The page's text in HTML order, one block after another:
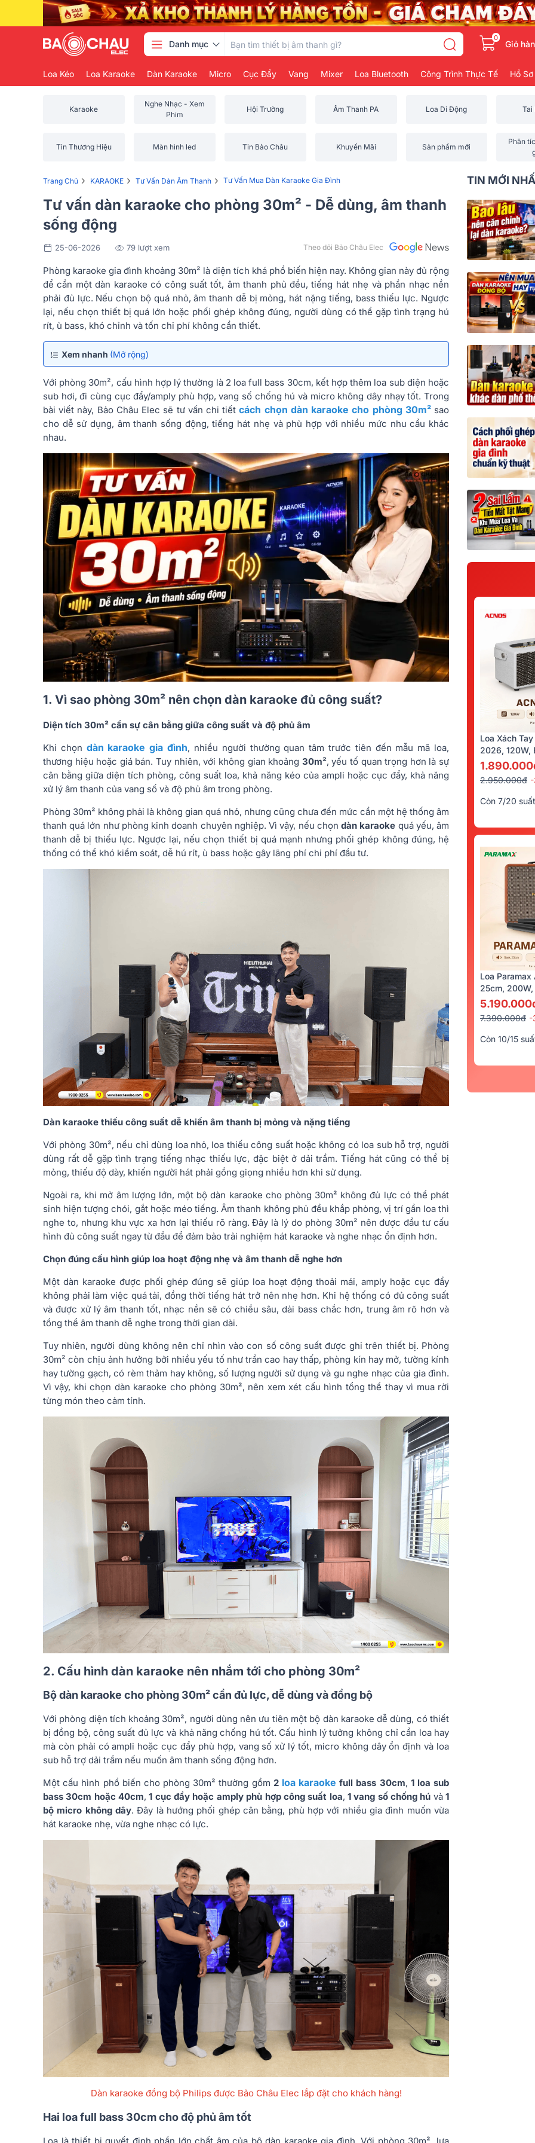
Danh mục
0
Giỏ
Loa Kéo Loa Karaoke Dàn Karaoke Micro Cục Đẩy Vang Mixer Loa Bluetooth Công Trình Thực Tế Hồ
Karaoke
Nghe Nhạc - Xem
Phim
Hội Trường Âm Thanh PA Loa Di Động Tai
Tin Thương Hiệu Màn hình led Tin Bảo Châu Khuyến Mãi Sản phẩm mới
Phân
Trang Chủ › KARAOKE › Tư Vấn Dàn Âm Thanh › Tư Vấn Mua Dàn Karaoke Gia Đình
Tư vấn dàn karaoke cho phòng 30m² - Dễ dùng, âm thanh
sống động
25-06-2026 79 lượt xem Theo dõi Bảo Châu Elec
Phòng karaoke gia đình khoảng 30m² là diện tích khá phổ biến hiện nay. Không gian này đủ rộng
để cần một dàn karaoke có công suất tốt, âm thanh phủ đều, tiếng hát nhẹ và phần nhạc nền
phải đủ lực. Nếu chọn bộ quá nhỏ, âm thanh dễ bị mỏng, hát nặng tiếng, bass thiếu lực. Ngược
lại, nếu chọn thiết bị quá lớn hoặc phối ghép không đúng, người dùng có thể gặp tình trạng hú
rít, ù bass, khó chỉnh và tốn chi phí không cần thiết.
Xem nhanh (Mở rộng)
Với phòng 30m², cấu hình hợp lý thường là 2 loa full bass 30cm, kết hợp thêm loa sub điện hoặc
sub hơi, đi cùng cục đẩy/amply phù hợp, vang số chống hú và micro không dây nhạy tốt. Trong
bài viết này, Bảo Châu Elec sẽ tư vấn chi tiếtcách chọn dàn karaoke cho phòng 30m²sao
cho dễ sử dụng, âm thanh sống động, tiếng hát nhẹ và phù hợp với nhiều mức nhu cầu khác
nhau.
1. Vì sao phòng 30m² nên chọn dàn karaoke đủ công suất?
Diện tích 30m² cần sự cân bằng giữa công suất và độ phủ âm
Khi chọn dàn karaoke gia đình, nhiều người thường quan tâm trước tiên đến mẫu mã loa,
thương hiệu hoặc giá bán. Tuy nhiên, với không gian khoảng 30m², yếu tố quan trọng hơn là sự
cân bằng giữa diện tích phòng, công suất loa, khả năng kéo của ampli hoặc cục đẩy, khả năng
xử lý âm thanh của vang số và độ phủ âm trong phòng.
Phòng 30m² không phải là không gian quá nhỏ, nhưng cũng chưa đến mức cần một hệ thống âm
thanh quá lớn như phòng kinh doanh chuyên nghiệp. Vì vậy, nếu chọndàn karaoke quá yếu, âm
thanh dễ bị thiếu lực. Ngược lại, nếu chọn thiết bị quá mạnh nhưng phối ghép không đúng, hệ
thống có thể khó kiểm soát, dễ hú rít, ù bass hoặc gây lãng phí chi phí đầu tư.
Dàn karaoke thiếu công suất dễ khiến âm thanh bị mỏng và nặng tiếng
Với phòng 30m², nếu chỉ dùng loa nhỏ, loa thiếu công suất hoặc không có loa sub hỗ trợ, người
dùng rất dễ gặp tình trạng tiếng nhạc thiếu lực, đặc biệt ở dải trầm. Tiếng hát cũng có thể bị
mỏng, thiếu độ dày, khiến người hát phải gồng giọng nhiều hơn khi sử dụng.
Ngoài ra, khi mở âm lượng lớn, một bộ dàn karaoke cho phòng 30m² không đủ lực có thể phát
sinh hiện tượng chói, gắt hoặc méo tiếng. Âm thanh không phủ đều khắp phòng, vị trí gần loa thì
nghe to, nhưng khu vực xa hơn lại thiếu rõ ràng. Đây là lý do phòng 30m² nên được đầu tư cấu
hình đủ công suất ngay từ đầu để đảm bảo trải nghiệm hát karaoke và nghe nhạc ổn định hơn.
Chọn đúng cấu hình giúp loa hoạt động nhẹ và âm thanh dễ nghe hơn
Một dàn karaoke được phối ghép đúng sẽ giúp loa hoạt động thoải mái, amply hoặc cục đẩy
không phải làm việc quá tải, đồng thời tiếng hát trở nên nhẹ hơn. Khi hệ thống có đủ công suất
và được xử lý âm thanh tốt, nhạc nền sẽ có chiều sâu, dải bass chắc hơn, trung âm rõ hơn và
tổng thể âm thanh dễ nghe trong thời gian dài.
Tuy nhiên, người dùng không nên chỉ nhìn vào con số công suất được ghi trên thiết bị. Phòng
30m² còn chịu ảnh hưởng bởi nhiều yếu tố như trần cao hay thấp, phòng kín hay mở, tường kính
hay tường gạch, có rèm thảm hay không, số lượng người sử dụng và gu nghe nhạc của gia đình.
Vì vậy, khi chọn dàn karaoke cho phòng 30m², nên xem xét cấu hình tổng thể thay vì mua rời
từng món theo cảm tính.
2. Cấu hình dàn karaoke nên nhắm tới cho phòng 30m²
Bộ dàn karaoke cho phòng 30m² cần đủ lực, dễ dùng và đồng bộ
Với phòng diện tích khoảng 30m², người dùng nên ưu tiên một bộ dàn karaoke dễ dùng, có thiết
bị đồng bộ, công suất đủ lực và khả năng chống hú tốt. Cấu hình lý tưởng không chỉ cần loa hay
mà còn phải có ampli hoặc cục đẩy phù hợp, vang số xử lý tốt, micro không dây ổn định và loa
sub hỗ trợ dải trầm nếu muốn âm thanh sống động hơn.
Một cấu hình phổ biến cho phòng 30m² thường gồm 2 loa karaoke full bass 30cm, 1 loa sub
bass 30cm hoặc 40cm,1 cục đẩy hoặc amply phù hợp công suất loa, 1 vang số chống hú và1
bộ micro không dây. Đây là hướng phối ghép cân bằng, phù hợp với nhiều gia đình muốn vừa
hát karaoke nhẹ, vừa nghe nhạc có lực.
Dàn karaoke đồng bộ Philips được Bảo Châu Elec lắp đặt cho khách hàng!
Hai loa full bass 30cm cho độ phủ âm tốt
TIN MỚI
Loa Xách
2026, 120W,
Kèm 2 Tay
2.950.000đ
Còn 7/20 suất
Loa
25cm,
7.390.000đ -
Còn 10/15